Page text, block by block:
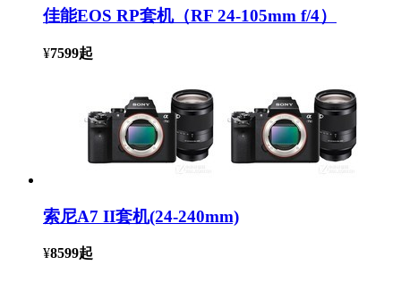
佳能EOS RP套机（RF 24-105mm f/4）
¥7599起
索尼A7 II套机(24-240mm)
¥8599起